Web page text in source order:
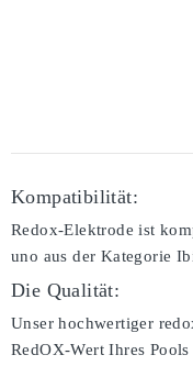
Kompatibilität:
Redox-Elektrode ist
uno aus der Kategorie
Die Qualität:
Unser hochwertiger
RedOX-Wert Ihres